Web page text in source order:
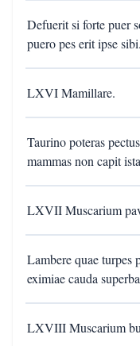
Defuerit si forte puer
puero pes erit ipse sibi.
LXVI Mamillare.
Taurino poteras
mammas non capit
LXVII Muscarium
Lambere quae turpes
eximiae cauda
LXVIII Muscarium